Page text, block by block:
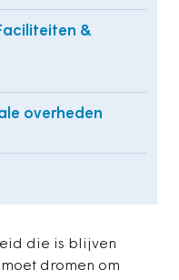
&
overheden
die is blijven
dromen om